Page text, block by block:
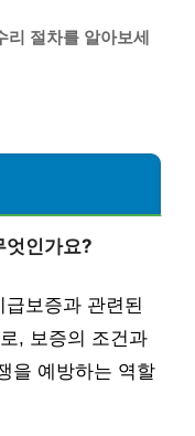
리 절차를 알아보세
엇인가요?
보증과 관련된
, 보증의 조건과
을 예방하는 역할